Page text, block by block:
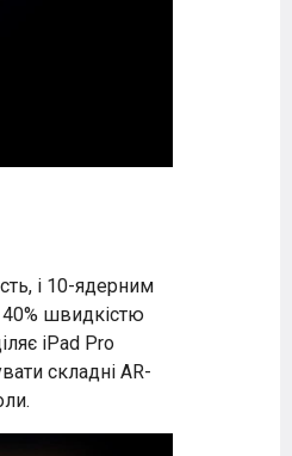
і 10-ядерним
40% швидкістю
iPad Pro
складні AR-